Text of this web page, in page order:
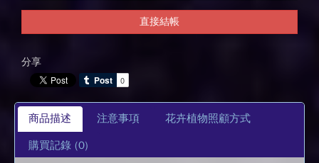
直接結帳
分享
商品描述 注意事項
花卉植物照顧方式
購買記錄(0)